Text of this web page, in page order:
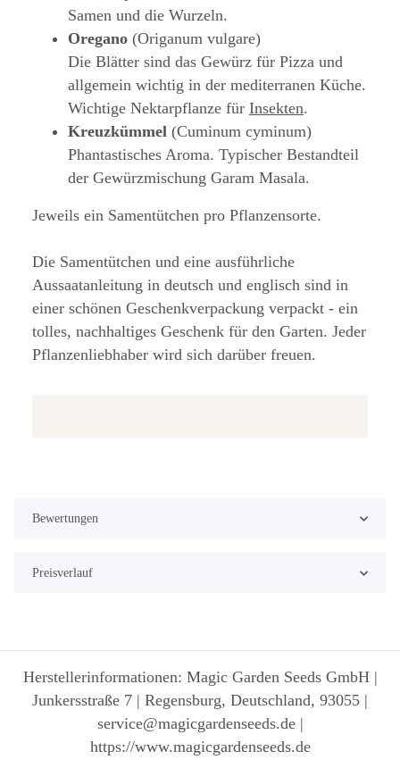
Samen und die Wurzeln.
Oregano (Origanum vulgare)
Die Blätter sind das Gewürz für Pizza und
allgemein wichtig in der mediterranen Küche.
Wichtige Nektarpflanze für Insekten.
Kreuzkümmel (Cuminum cyminum)
Phantastisches Aroma. Typischer Bestandteil
der Gewürzmischung Garam Masala.
Jeweils ein Samentütchen pro Pflanzensorte.
Die Samentütchen und eine ausführliche
Aussaatanleitung in deutsch und englisch sind in
einer schönen Geschenkverpackung verpackt - ein
tolles, nachhaltiges Geschenk für den Garten. Jeder
Pflanzenliebhaber wird sich darüber freuen.
Bewertungen
Preisverlauf
Herstellerinformationen: Magic Garden Seeds GmbH |
Junkersstraße 7 | Regensburg, Deutschland, 93055 |
service@magicgardenseeds.de |
https://www.magicgardenseeds.de